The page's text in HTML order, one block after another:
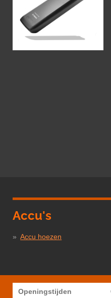
Accu's
Accu hoezen
Openingstijden